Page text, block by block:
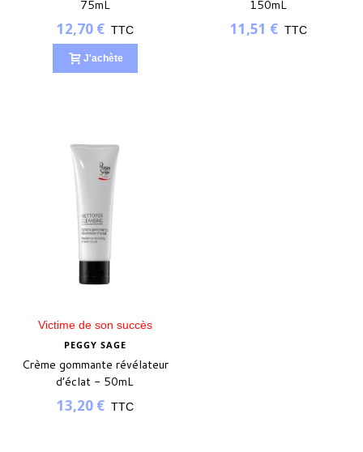
75mL
12,70 € TTC
J'achète
150mL
11,51 € TTC
Victime de son succès
PEGGY SAGE
Crème gommante révélateur
d’éclat - 50mL
13,20 € TTC